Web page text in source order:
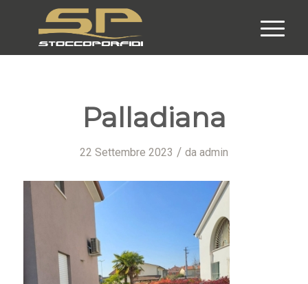
Palladiana
22 Settembre 2023 / da admin